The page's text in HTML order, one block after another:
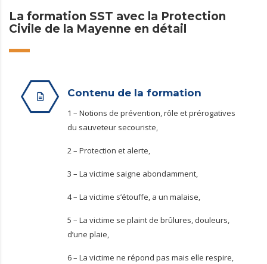
La formation SST avec la Protection
Civile de la Mayenne en détail
Contenu de la formation
1 – Notions de prévention, rôle et prérogatives
du sauveteur secouriste,
2 – Protection et alerte,
3 – La victime saigne abondamment,
4 – La victime s’étouffe, a un malaise,
5 – La victime se plaint de brûlures, douleurs,
d’une plaie,
6 – La victime ne répond pas mais elle respire,